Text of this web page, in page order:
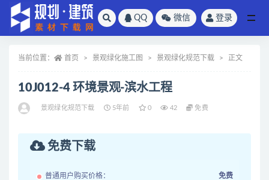
QQ 微信 登录
当前位置： 首页 景观绿化施工图 景观绿化规范下载 正文
10J012-4 环境景观-滨水工程
景观绿化规范下载 5年前 0 42 免费
免费下载
普通用户购买价格： 免费
全部